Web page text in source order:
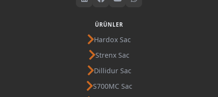
ÜRÜNLER
Hardox Sac
Strenx Sac
Dillidur Sac
S700MC Sac